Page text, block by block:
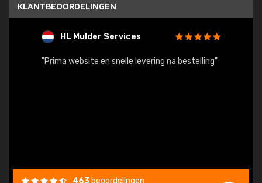
KLANTBEOORDELINGEN
HL Mulder Services
"Prima website en snelle levering na bestelling"
463 beoordelingen